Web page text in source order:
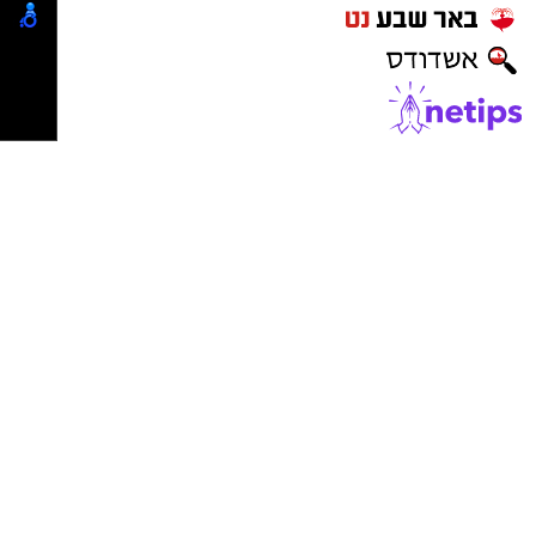
הצום, פחמימות מורכבות וחלבונים מן החי (בשר או
דגים) או מן הצומח (קטניות).
אין לאכול כמויות גדולות מידי בארוחה המפסקת,
במטרה למנוע תחושת מלאות, צרבת וצמא.